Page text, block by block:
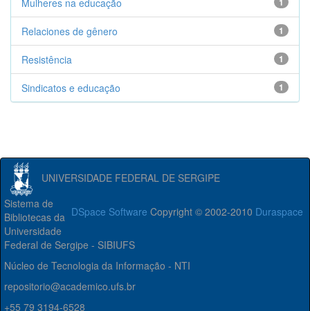
Mulheres na educação
1
Relaciones de gênero
1
Resistência
1
Sindicatos e educação
UNIVERSIDADE FEDERAL DE SERGIPE
DSpace Software Copyright © 2002-2010 Duraspace
Sistema de
Bibliotecas da
Universidade
Federal de Sergipe - SIBIUFS
Núcleo de Tecnologia da Informação - NTI
repositorio@academico.ufs.br
+55 79 3194-6528